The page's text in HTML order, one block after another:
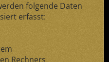
folgende Daten
erfasst:
Rechners